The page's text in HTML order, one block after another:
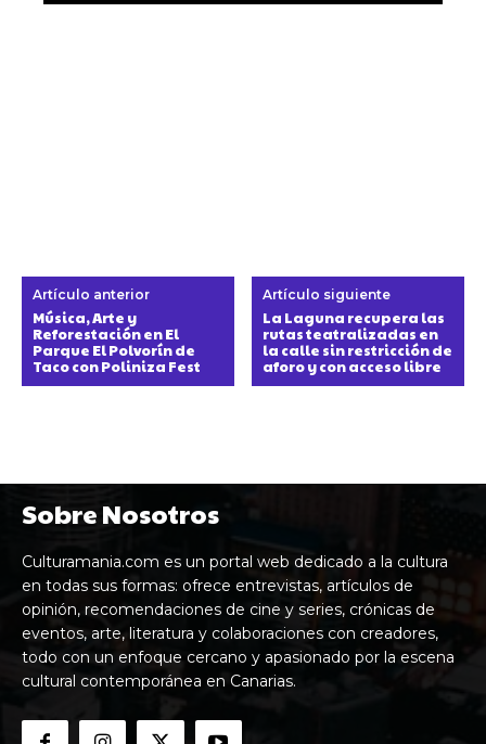
Artículo anterior
Música, Arte y
Reforestación en El
Parque El Polvorín de
Taco con Poliniza Fest
Artículo siguiente
La Laguna recupera las
rutas teatralizadas en
la calle sin restricción de
aforo y con acceso libre
Sobre Nosotros
Culturamania.com es un portal web dedicado a la cultura
en todas sus formas: ofrece entrevistas, artículos de
opinión, recomendaciones de cine y series, crónicas de
eventos, arte, literatura y colaboraciones con creadores,
todo con un enfoque cercano y apasionado por la escena
cultural contemporánea en Canarias.